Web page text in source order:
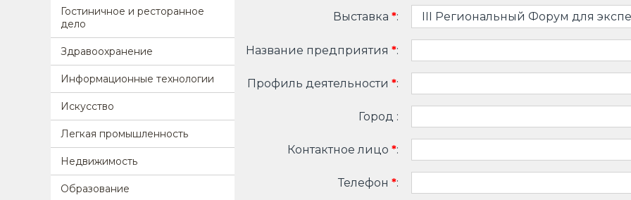
Гостиничное и ресторанное
дело
Здравоохранение
Информационные технологии
Искусство
Легкая промышленность
Недвижимость
Образование
Выставка *:
Название предприятия *:
Профиль деятельности *:
Город :
Контактное лицо *:
Телефон *: